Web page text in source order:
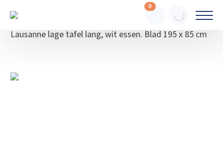
0
Webshop
Lausanne lage tafel lang, wit essen. Blad 195 x 85 cm